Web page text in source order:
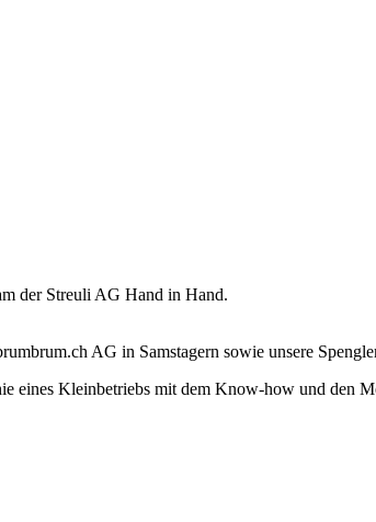
der Streuli AG Hand in Hand.
AG in Samstagern sowie unsere
eines Kleinbetriebs mit dem Know-how und den